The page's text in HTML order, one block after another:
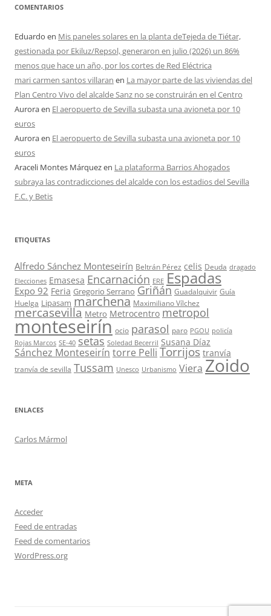
COMENTARIOS
Eduardo en Mis paneles solares en la planta deTejeda de Tiétar,
gestionada por Ekiluz/Repsol, generaron en julio (2026) un 86%
menos que hace un año, por los cortes de Red Eléctrica
mari carmen santos villaran en La mayor parte de las viviendas del
Plan Centro Vivo del alcalde Sanz no se construirán en el Centro
Auroraen El aeropuerto de Sevilla subasta una avioneta por 10
euros
Auroraen El aeropuerto de Sevilla subasta una avioneta por 10
euros
Araceli Montes Márquezen La plataforma Barrios Ahogados
subraya las contradicciones del alcalde con los estadios del Sevilla
F.C. y Betis
ETIQUETAS
Alfredo Sánchez Monteseirín Beltrán Pérez celis Deuda dragado
Elecciones Emasesa Encarnación ERE Espadas
Expo 92 Feria Gregorio Serrano Griñán Guadalquivir Guía
Huelga Lipasam marchena Maximiliano Vílchez
mercasevilla Metro Metrocentro metropol
monteseirín ocio parasol paro PGOU policía
Rojas Marcos SE-40 setas Soledad Becerril Susana Díaz
Sánchez Monteseirín torre Pelli Torrijos tranvía
tranvía de sevilla Tussam Unesco Urbanismo Viera Zoido
ENLACES
Carlos Mármol
META
Acceder
Feed de entradas
Feed de comentarios
WordPress.org